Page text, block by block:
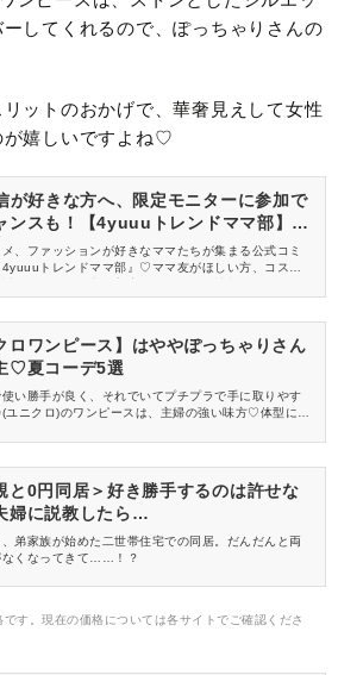
ーしてくれるので、ぽっちゃりさんの
ットのおかげで、華奢見えして女性
が嬉しいですよね♡
が好きな方へ、限定モニターに参加で
ンスも！【4yuuuトレンドママ部】部
、ファッションが好きなママたちが集まる公式コミ
4yuuuトレンドママ部』♡ママ友がほしい方、コスメサ
方を募集しています！
ロワンピース】はややぽっちゃりさん
♡夏コーデ5選
い勝手が良く、それでいてプチプラで手に取りやす
ユニクロ)のワンピースは、主婦の強い味方♡体型に悩
要チェックです！
と0円同居＞好き勝手するのは許せな
婦に説教したら…
弟家族が始めた二世帯住宅での同居。だんだんと両
なくなってきて……！？
す。現在の価格については各サイトでご確認くださ